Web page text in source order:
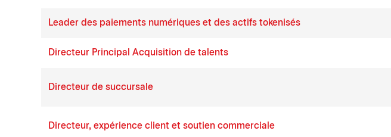
Leader des paiements numériques et des actifs tokenisés
Directeur Principal Acquisition de talents
Directeur de succursale
Directeur, expérience client et soutien commerciale